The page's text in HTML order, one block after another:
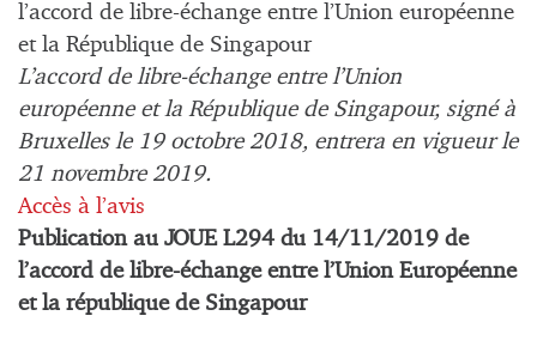
l’accord de libre-échange entre l’Union européenne
et la République de Singapour
L’accord de libre-échange entre l’Union
européenne et la République de Singapour, signé à
Bruxelles le 19 octobre 2018, entrera en vigueur le
21 novembre 2019.
Accès à l’avis
Publication au JOUE L294 du 14/11/2019 de
l’accord de libre-échange entre l’Union Européenne
et la république de Singapour